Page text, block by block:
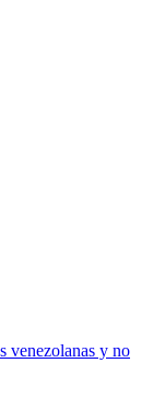
venezolanas y no